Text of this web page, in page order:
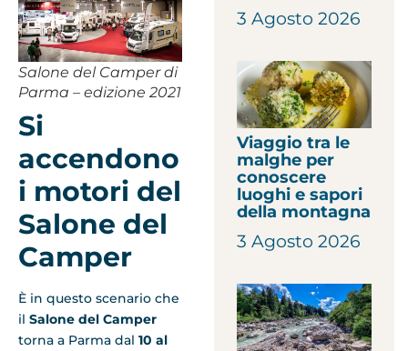
Salone del Camper di
Parma – edizione 2021
Si
accendono
i motori del
Salone del
Camper
È in questo scenario che
il Salone del Camper
torna a Parma dal 10 al
3 Agosto 2026
Viaggio tra le
malghe per
conoscere
luoghi e sapori
della montagna
3 Agosto 2026